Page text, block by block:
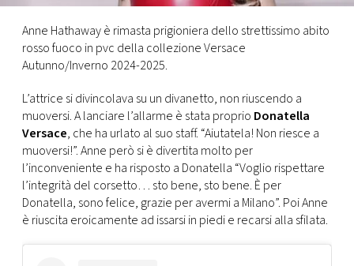
MONACO
RMC
CONSIGLIA
Anne Hathaway è rimasta prigioniera dello strettissimo abito
rosso fuoco in pvc della collezione Versace
Autunno/Inverno 2024-2025.
L’attrice si divincolava su un divanetto, non riuscendo a
muoversi. A lanciare l’allarme è stata proprio Donatella
Versace, che ha urlato al suo staff. “Aiutatela! Non riesce a
muoversi!”. Anne però si è divertita molto per
l’inconveniente e ha risposto a Donatella “Voglio rispettare
l’integrità del corsetto… sto bene, sto bene. È per
Donatella, sono felice, grazie per avermi a Milano”. Poi Anne
è riuscita eroicamente ad issarsi in piedi e recarsi alla sfilata.